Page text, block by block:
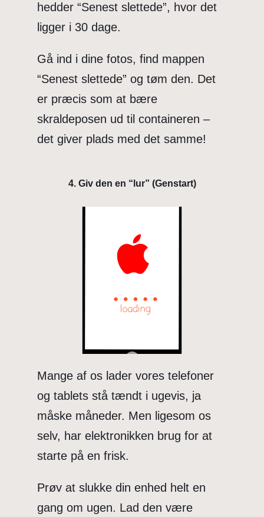
hedder “Senest slettede”, hvor det
ligger i 30 dage.
Gå ind i dine fotos, find mappen
“Senest slettede” og tøm den. Det
er præcis som at bære
skraldeposen ud til containeren –
det giver plads med det samme!
4. Giv den en “lur” (Genstart)
Mange af os lader vores telefoner
og tablets stå tændt i ugevis, ja
måske måneder. Men ligesom os
selv, har elektronikken brug for at
starte på en frisk.
Prøv at slukke din enhed helt en
gang om ugen. Lad den være